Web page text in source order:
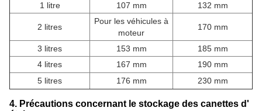
1 litre
107 mm 132 mm
2 litres
Pour les véhicules à
moteur
170 mm
3 litres 153 mm
185 mm
4 litres
167 mm
190 mm
5 litres
176 mm 230 mm
4. Précautions concernant le stockage des canettes d'